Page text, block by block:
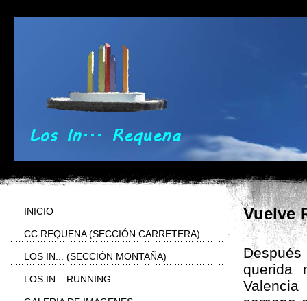
Vuelve
querida
INICIO
CC REQUENA (SECCIÓN CARRETERA)
LOS IN... (SECCIÓN MONTAÑA)
LOS IN... RUNNING